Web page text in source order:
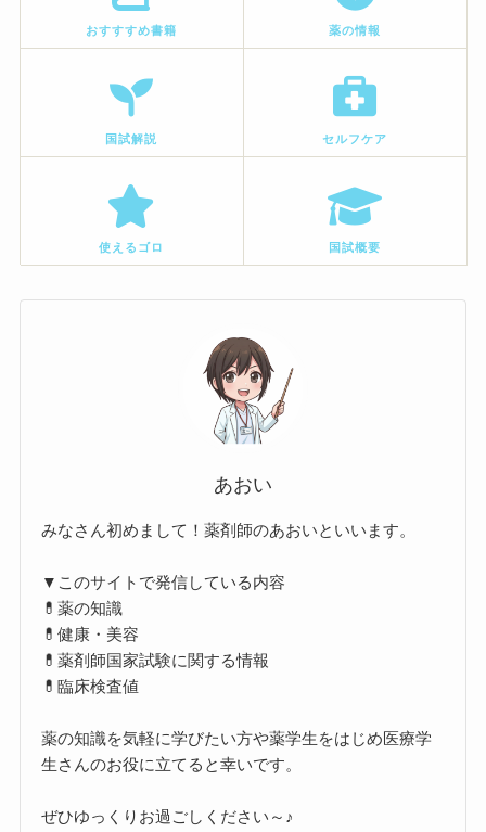
おすすすめ書籍 薬の情報
国試解説 セルフケア
使えるゴロ 国試概要
あおい
みなさん初めまして！薬剤師のあおいといいます。
▼このサイトで発信している内容
💊薬の知識
💊健康・美容
💊薬剤師国家試験に関する情報
💊臨床検査値
薬の知識を気軽に学びたい方や薬学生をはじめ医療学
生さんのお役に立てると幸いです。
ぜひゆっくりお過ごしください～♪